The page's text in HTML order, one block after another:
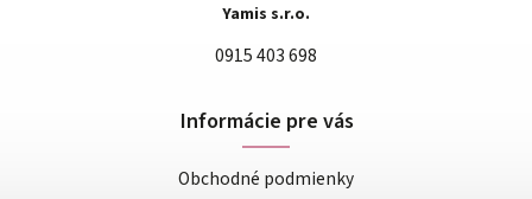
Yamis s.r.o.
0915 403 698
Informácie pre vás
Obchodné podmienky